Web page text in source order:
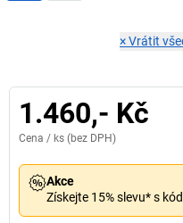
×Vrátit
1.460,- Kč
Cena / ks (bez DPH)
Akce
Získejte 15% slevu* s